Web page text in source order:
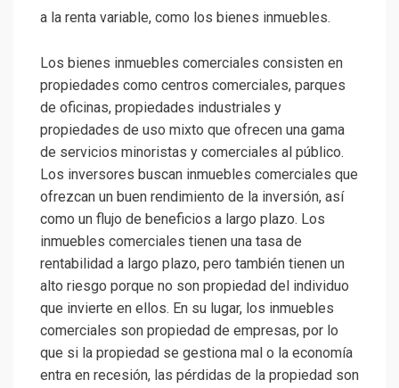
a la renta variable, como los bienes inmuebles.
Los bienes inmuebles comerciales consisten en
propiedades como centros comerciales, parques
de oficinas, propiedades industriales y
propiedades de uso mixto que ofrecen una gama
de servicios minoristas y comerciales al público.
Los inversores buscan inmuebles comerciales que
ofrezcan un buen rendimiento de la inversión, así
como un flujo de beneficios a largo plazo. Los
inmuebles comerciales tienen una tasa de
rentabilidad a largo plazo, pero también tienen un
alto riesgo porque no son propiedad del individuo
que invierte en ellos. En su lugar, los inmuebles
comerciales son propiedad de empresas, por lo
que si la propiedad se gestiona mal o la economía
entra en recesión, las pérdidas de la propiedad son